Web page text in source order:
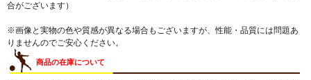
合がございます）
※画像と実物の色や質感が異なる場合もございますが、性能・品質には問題あ
りませんのでご安心ください。
商品の在庫について